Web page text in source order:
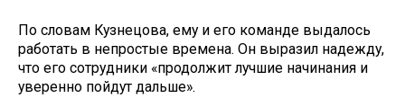
По словам Кузнецова, ему и его команде выдалось
работать в непростые времена. Он выразил надежду,
что его сотрудники «продолжит лучшие начинания и
уверенно пойдут дальше».